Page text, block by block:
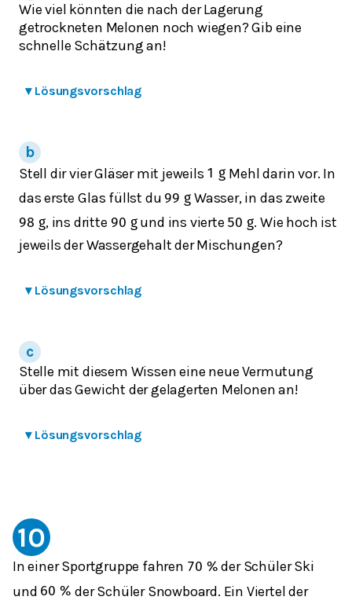
Wie viel könnten die nach der Lagerung
getrockneten Melonen noch wiegen? Gib eine
schnelle Schätzung an!
▾ Lösungsvorschlag
Stell dir vier Gläser mit jeweils 1 g Mehl darin vor. In
das erste Glas füllst du 99 g Wasser, in das zweite
98 g, ins dritte 90 gund ins vierte 50 g. Wie hoch ist
jeweils der Wassergehalt der Mischungen?
▾ Lösungsvorschlag
Stelle mit diesem Wissen eine neue Vermutung
über das Gewicht der gelagerten Melonen an!
▾ Lösungsvorschlag
10
In einer Sportgruppe fahren 70 % der Schüler Ski
und 60 % der Schüler Snowboard. Ein Viertel der